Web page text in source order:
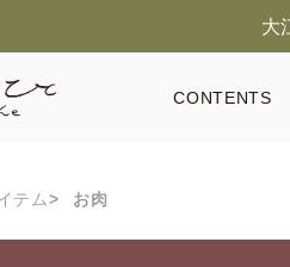
大
CONTENTS
テム お肉